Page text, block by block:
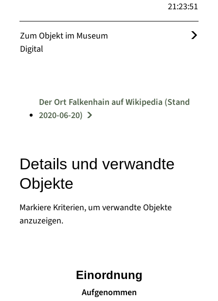
21:23:51
Zum Objekt im Museum
Digital
Der Ort Falkenhain auf Wikipedia (Stand
2020-06-20)
Details und verwandte
Objekte
Markiere Kriterien, um verwandte Objekte
anzuzeigen.
Aufgenommen
Einordnung